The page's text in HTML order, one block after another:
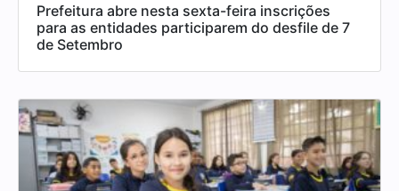
Prefeitura abre nesta sexta-feira inscrições
para as entidades participarem do desfile de 7
de Setembro